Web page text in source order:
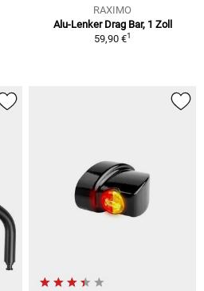
RAXIMO
Alu-Lenker Drag Bar, 1 Zoll
59,90 €1